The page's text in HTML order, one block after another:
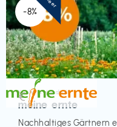
-8%
Küche & Haushalt
meine ernte
Nachhaltiges Gärtnern
€‎